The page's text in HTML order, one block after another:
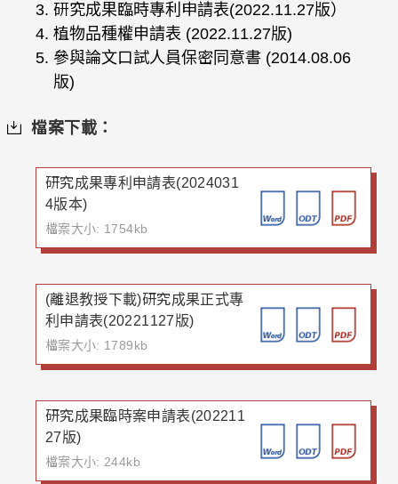
研究成果臨時專利申請表(2022.11.27版）
植物品種權申請表 (2022.11.27版)
參與論文口試人員保密同意書 (2014.08.06
版)
檔案下載：
研究成果專利申請表(2024031
4版本)
檔案大小: 1754kb
(離退教授下載)研究成果正式專
利申請表(20221127版)
檔案大小: 1789kb
研究成果臨時案申請表(202211
27版)
檔案大小: 244kb